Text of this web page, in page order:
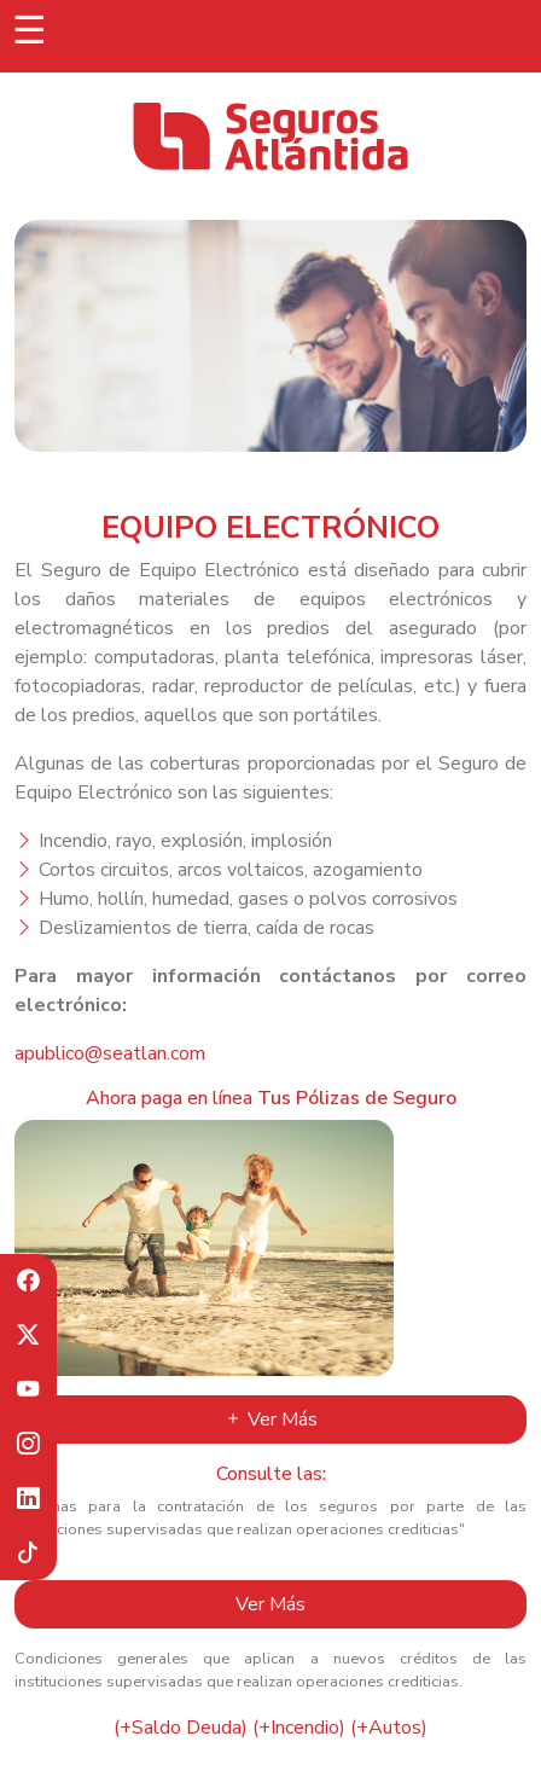
☰
EQUIPO ELECTRÓNICO
El Seguro de Equipo Electrónico está diseñado para cubrir
los daños materiales de equipos electrónicos y
electromagnéticos en los predios del asegurado (por
ejemplo: computadoras, planta telefónica, impresoras láser,
fotocopiadoras, radar, reproductor de películas, etc.) y fuera
de los predios, aquellos que son portátiles.
Algunas de las coberturas proporcionadas por el Seguro de
Equipo Electrónico son las siguientes:
Incendio, rayo, explosión, implosión
Cortos circuitos, arcos voltaicos, azogamiento
Humo, hollín, humedad, gases o polvos corrosivos
Deslizamientos de tierra, caída de rocas
Para mayor información contáctanos por correo
electrónico:
apublico@seatlan.com
Ahora paga en línea Tus Pólizas de Seguro
Ver Más
Consulte las:
“Normas para la contratación de los seguros por parte de las
instituciones supervisadas que realizan operaciones crediticias"
Ver Más
Condiciones generales que aplican a nuevos créditos de las
instituciones supervisadas que realizan operaciones crediticias.
(+Saldo Deuda) (+Incendio) (+Autos)